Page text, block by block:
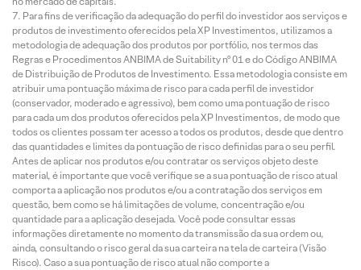
Para fins de verificação da adequação do perfil do investidor aos serviços e
produtos de investimento oferecidos pela XP Investimentos, utilizamos a
metodologia de adequação dos produtos por portfólio, nos termos das
Regras e Procedimentos ANBIMA de Suitability nº 01 e do Código ANBIMA
de Distribuição de Produtos de Investimento. Essa metodologia consiste em
atribuir uma pontuação máxima de risco para cada perfil de investidor
(conservador, moderado e agressivo), bem como uma pontuação de risco
para cada um dos produtos oferecidos pela XP Investimentos, de modo que
todos os clientes possam ter acesso a todos os produtos, desde que dentro
das quantidades e limites da pontuação de risco definidas para o seu perfil.
Antes de aplicar nos produtos e/ou contratar os serviços objeto deste
material, é importante que você verifique se a sua pontuação de risco atual
comporta a aplicação nos produtos e/ou a contratação dos serviços em
questão, bem como se há limitações de volume, concentração e/ou
quantidade para a aplicação desejada. Você pode consultar essas
informações diretamente no momento da transmissão da sua ordem ou,
ainda, consultando o risco geral da sua carteira na tela de carteira (Visão
Risco). Caso a sua pontuação de risco atual não comporte a